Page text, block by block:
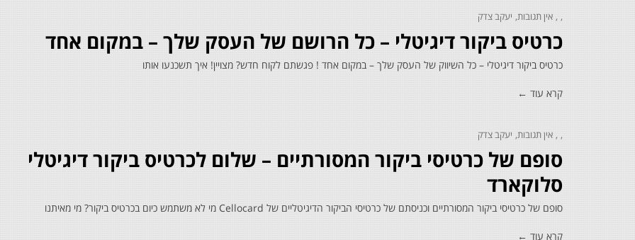
אין תגובות יעקב צדק
כרטיס ביקור דיגיטלי – כל הרושם של העסק שלך – במקום אחד
כרטיס ביקור דיגיטלי – כל השיווק של העסק שלך – במקום אחד ! פגשתם לקוח חדש? מצויין! איך תשכנעו אותו
קרא עוד ←
אין תגובות יעקב צדק
סופם של כרטיסי ביקור המסורתיים – שלום לכרטיס ביקור דיגיטלי
סלוקארד
סופם של כרטיסי ביקור המסורתיים וכניסתם של כרטיסי הביקור הדיגיטליים של Cellocard מי לא משתמש כיום בכרטיס ביקור? מי מאיתנו
קרא עוד ←